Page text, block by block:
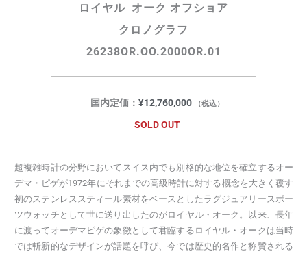
ロイヤル オーク オフショア
クロノグラフ
26238OR.OO.2000OR.01
国内定価： ¥12,760,000 （税込）
SOLD OUT
超複雑時計の分野においてスイス内でも別格的な地位を確立するオー
デマ・ピゲが1972年にそれまでの高級時計に対する概念を大きく覆す
初のステンレススティール素材をベースとしたラグジュアリースポー
ツウォッチとして世に送り出したのがロイヤル・オーク。以来、長年
に渡ってオーデマピゲの象徴として君臨するロイヤル・オークは当時
では斬新的なデザインが話題を呼び、今では歴史的名作と称賛される